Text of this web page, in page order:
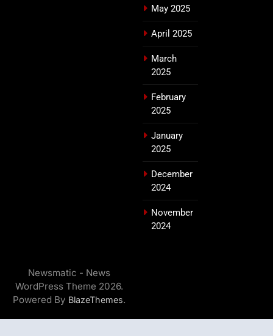
May 2025
April 2025
March
2025
February
2025
January
2025
December
2024
November
2024
Newsmatic - News
WordPress Theme 2026.
Powered By BlazeThemes.